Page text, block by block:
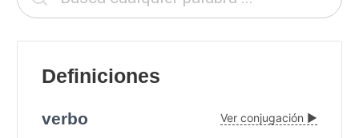
Definiciones
verbo Ver conjugación ▶